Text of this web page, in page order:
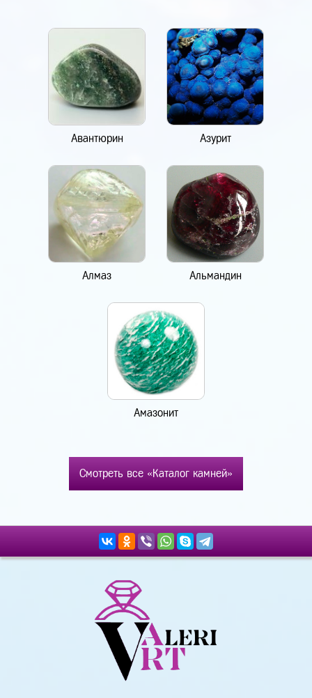
Авантюрин Азурит
Алмаз Альмандин
Амазонит
Смотреть все «Каталог камней»